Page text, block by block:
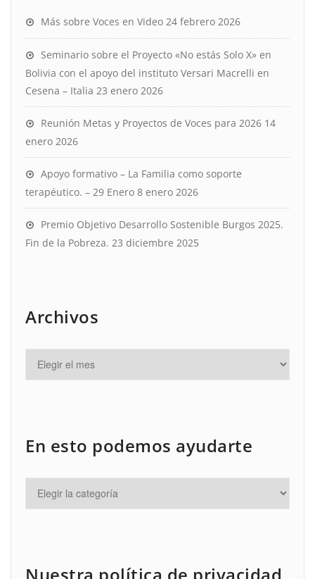
Más sobre Voces en Video 24 febrero 2026
Seminario sobre el Proyecto «No estás Solo X» en
Bolivia con el apoyo del instituto Versari Macrelli en
Cesena – Italia 23 enero 2026
Reunión Metas y Proyectos de Voces para 2026 14
enero 2026
Apoyo formativo – La Familia como soporte
terapéutico. – 29 Enero 8 enero 2026
Premio Objetivo Desarrollo Sostenible Burgos 2025.
Fin de la Pobreza. 23 diciembre 2025
Archivos
En esto podemos ayudarte
Nuestra política de privacidad